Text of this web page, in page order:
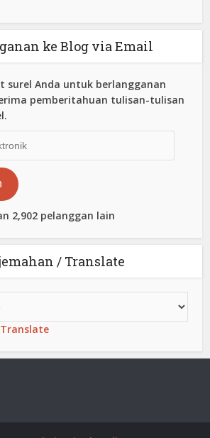
ke Blog via Email
surel Anda untuk berlangganan
pemberitahuan tulisan-tulisan
2,902 pelanggan lain
/ Translate
Translate